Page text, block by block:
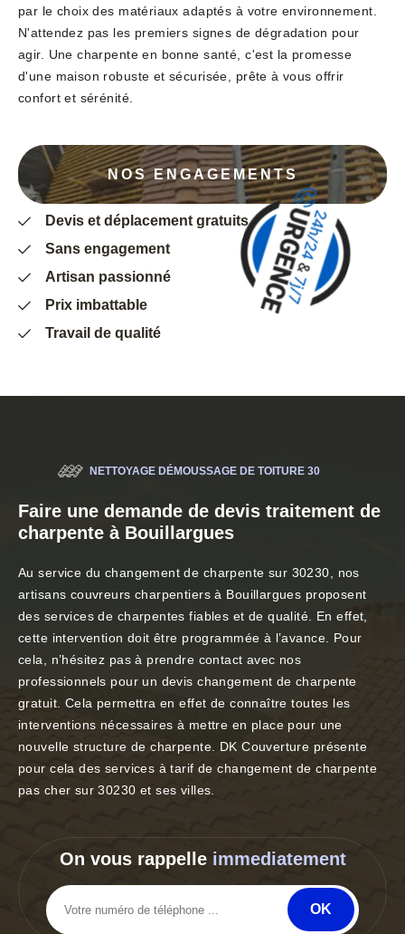
par le choix des matériaux adaptés à votre environnement.
N'attendez pas les premiers signes de dégradation pour
agir. Une charpente en bonne santé, c'est la promesse
d'une maison robuste et sécurisée, prête à vous offrir
confort et sérénité.
NOS ENGAGEMENTS
Devis et déplacement gratuits
Sans engagement
Artisan passionné
Prix imbattable
Travail de qualité
NETTOYAGE DÉMOUSSAGE DE TOITURE 30
Faire une demande de devis traitement de
charpente à Bouillargues
Au service du changement de charpente sur 30230, nos
artisans couvreurs charpentiers à Bouillargues proposent
des services de charpentes fiables et de qualité. En effet,
cette intervention doit être programmée à l’avance. Pour
cela, n’hésitez pas à prendre contact avec nos
professionnels pour un devis changement de charpente
gratuit. Cela permettra en effet de connaître toutes les
interventions nécessaires à mettre en place pour une
nouvelle structure de charpente. DK Couverture présente
pour cela des services à tarif de changement de charpente
pas cher sur 30230 et ses villes.
On vous rappelle immediatement